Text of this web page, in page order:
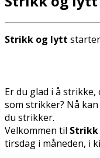
Strikk og lytt
Er du glad i å
som strikker? Nå
du strikker.
Velkommen til
tirsdag i måneden, i